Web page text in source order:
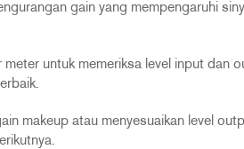
gain yang mempengaruhi
untuk memeriksa level input dan
makeup atau menyesuaikan level